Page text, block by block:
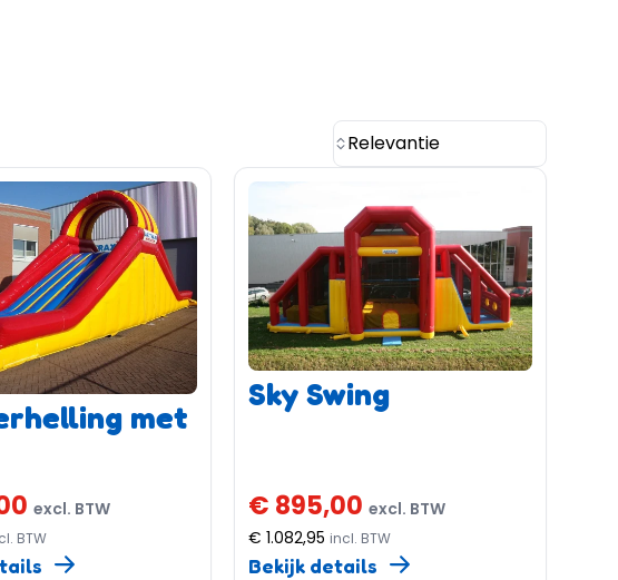
Relevantie
met
excl. BTW
BTW
Sky Swing
€ 895,00 excl. BTW
€ 1.082,95 incl. BTW
Bekijk details